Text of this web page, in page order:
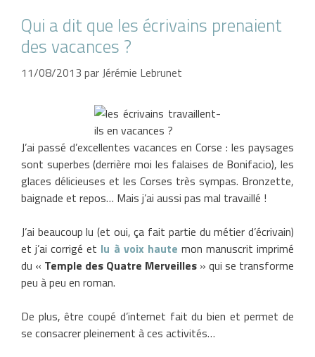
Qui a dit que les écrivains prenaient
des vacances ?
11/08/2013 par Jérémie Lebrunet
J’ai passé d’excellentes vacances en Corse : les paysages
sont superbes (derrière moi les falaises de Bonifacio), les
glaces délicieuses et les Corses très sympas. Bronzette,
baignade et repos… Mais j’ai aussi pas mal travaillé !
J’ai beaucoup lu (et oui, ça fait partie du métier d’écrivain)
et j’ai corrigé et lu à voix haute mon manuscrit imprimé
du « Temple des Quatre Merveilles » qui se transforme
peu à peu en roman.
De plus, être coupé d’internet fait du bien et permet de
se consacrer pleinement à ces activités…